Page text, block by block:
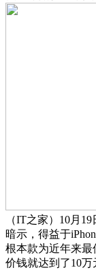
（IT之家）10月
暗示，得益于
根本款为近年来最
价钱就达到了10